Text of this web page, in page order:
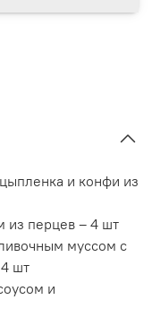
и конфи из
из перцев – 4 шт
муссом с
шт
и